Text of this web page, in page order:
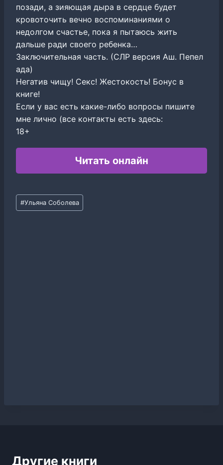
позади, а зияющая дыра в сердце будет
кровоточить вечно воспоминаниями о
недолгом счастье, пока я пытаюсь жить
дальше ради своего ребенка…
Заключительная часть. (СЛР версия Аш. Пепел
ада)
Негатив чищу! Секс! Жестокость! Бонус в
книге!
Если у вас есть какие-либо вопросы пишите
мне лично (все контакты есть здесь:
18+
Читать онлайн
Метки
записи:
#Ульяна Соболева
Другие книги